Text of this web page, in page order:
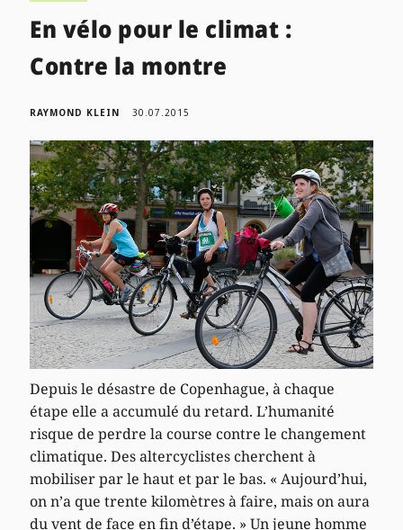
En vélo pour le climat :
Contre la montre
RAYMOND KLEIN 30.07.2015
Depuis le désastre de Copenhague, à chaque
étape elle a accumulé du retard. L’humanité
risque de perdre la course contre le changement
climatique. Des altercyclistes cherchent à
mobiliser par le haut et par le bas. « Aujourd’hui,
on n’a que trente kilomètres à faire, mais on aura
du vent de face en fin d’étape. » Un jeune homme